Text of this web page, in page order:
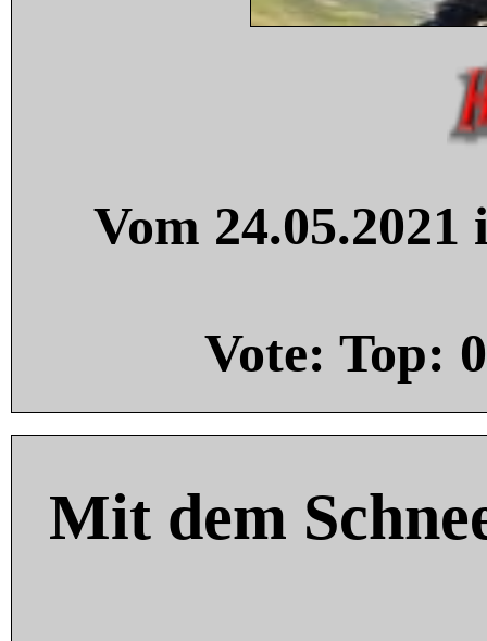
Vom
Vote: Top: 0
Mit dem